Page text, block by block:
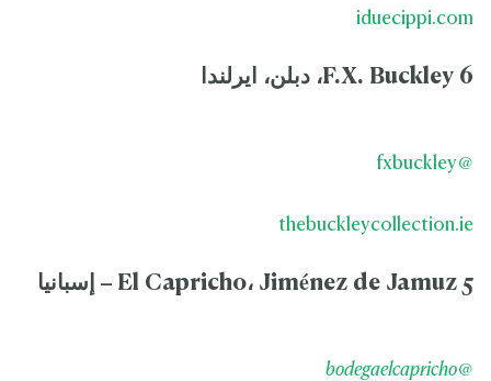
iduecippi.com
6 F.X. Buckley، دبلن، ايرلندا
@fxbuckley
thebuckleycollection.ie
5 El Capricho، Jiménez de Jamuz – إسبانيا
@bodegaelcapricho